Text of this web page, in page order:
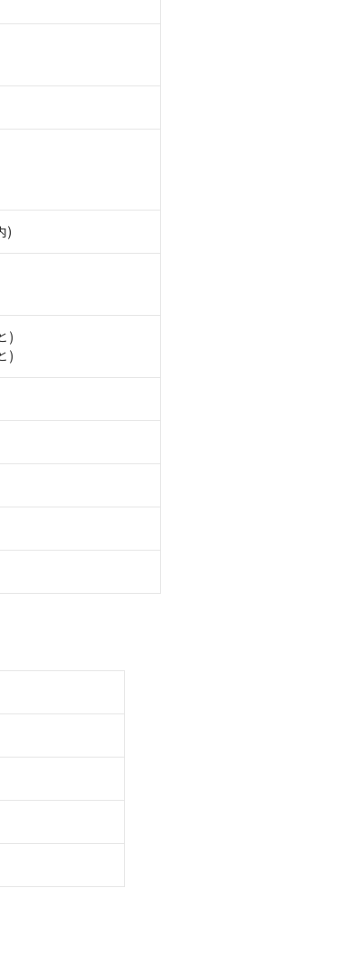
)
)
)
ください。
当社在庫状況および標準価格(税抜)を提供させていただ
ビスの対象外となる商品もあることをご了承ください。
ている更新日時点での社内データに基づき作成されるも
取引先、またはお客様担当のオムロン制御機器販売店・
承諾なく第三者に漏洩または開示しないようお願いしま
をご利用いただくには、I-Webメンバーズにご登録され
の取引・商談に必要な範囲で利用することをご了承くだ
応した製品に切り替える予定のある商品です。
に非対応の商品で、対応品を出す予定はありません。
の対応状況を調査中または確認中の商品です。
有無と関係のない商品です。
のが、含有品と判明した場合などやむを得ず変更すること
(Cd) 100ppm以下、
1000ppm以下、ポリ臭化ジフェニルエーテル類(PBDE) 1000ppm以下、
以下、フタル酸ブチルベンジル（BBP） 1000ppm以下、フタル酸ジブチ
以下
外項目は除く。
使用がないことを確認しています。
後することがあります。
、過去に遡って非含有を証明するものではありません。
対応では、対応完了までの期間は出荷製品に未対応品が
以下であることを示します。
を超えていることを示します。
せください。
ル) : 1000ppm、 BBP(フタル酸ブチルベンジル) : 1000ppm、
下であることを示します。
部に漏えいし、環境に深刻な影響を及ぼさない年数を意
せください。
よび外国貿易法に定める商品（以下｢規制貨物等」とい
日本国政府の輸出許可(または役務取引許可)を取得する
砕するなど、違法に輸出されないよう必要な手段を講じ
兵器、生物兵器またはその他武器並びにこれらの製造装
、上記1、2および3の内容を当該第三者に通知します。
者が違法に輸出するおそれがある場合は、取り引きをい
お客様のお取引先、またはお客様担当のオムロン制御
い)
公開していない機種